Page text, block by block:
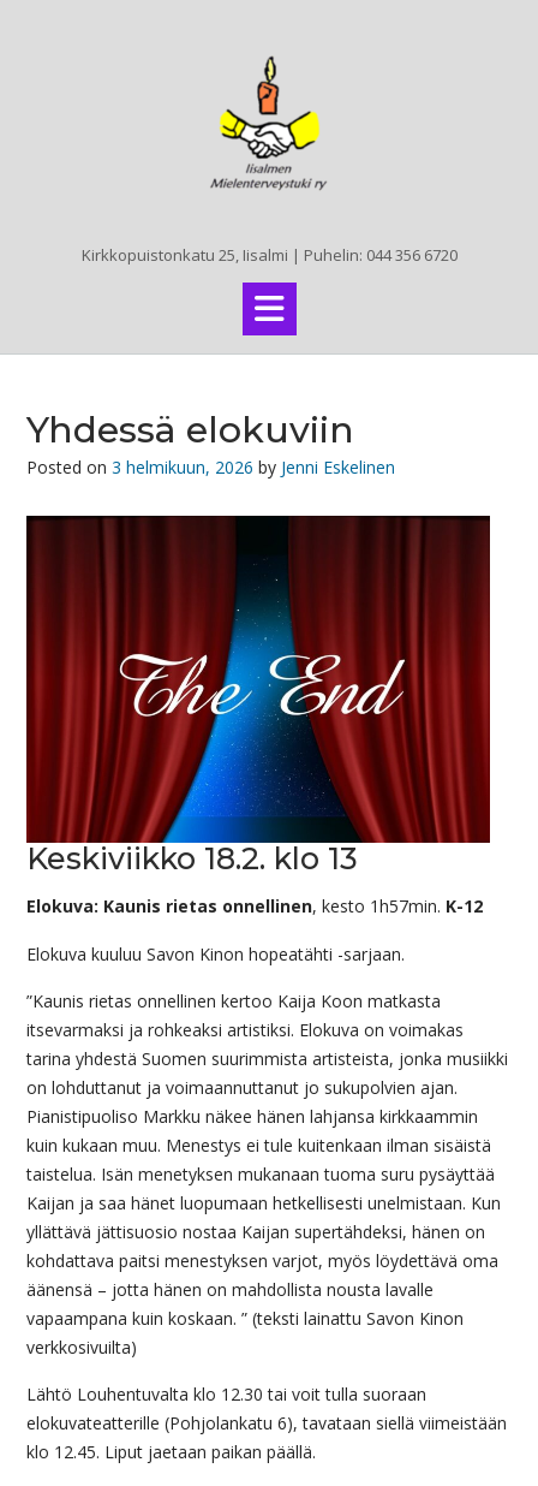
Kirkkopuistonkatu 25, Iisalmi | Puhelin: 044 356 6720
Yhdessä elokuviin
Posted on 3 helmikuun, 2026 by Jenni Eskelinen
Keskiviikko 18.2. klo 13
Elokuva: Kaunis rietas onnellinen, kesto 1h57min. K-12
Elokuva kuuluu Savon Kinon hopeatähti -sarjaan.
”Kaunis rietas onnellinen kertoo Kaija Koon matkasta
itsevarmaksi ja rohkeaksi artistiksi. Elokuva on voimakas
tarina yhdestä Suomen suurimmista artisteista, jonka musiikki
on lohduttanut ja voimaannuttanut jo sukupolvien ajan.
Pianistipuoliso Markku näkee hänen lahjansa kirkkaammin
kuin kukaan muu. Menestys ei tule kuitenkaan ilman sisäistä
taistelua. Isän menetyksen mukanaan tuoma suru pysäyttää
Kaijan ja saa hänet luopumaan hetkellisesti unelmistaan. Kun
yllättävä jättisuosio nostaa Kaijan supertähdeksi, hänen on
kohdattava paitsi menestyksen varjot, myös löydettävä oma
äänensä – jotta hänen on mahdollista nousta lavalle
vapaampana kuin koskaan. ” (teksti lainattu Savon Kinon
verkkosivuilta)
Lähtö Louhentuvalta klo 12.30 tai voit tulla suoraan
elokuvateatterille (Pohjolankatu 6), tavataan siellä viimeistään
klo 12.45. Liput jaetaan paikan päällä.